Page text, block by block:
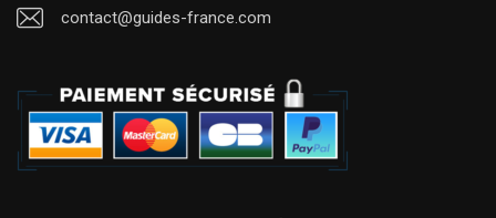
contact@guides-france.com